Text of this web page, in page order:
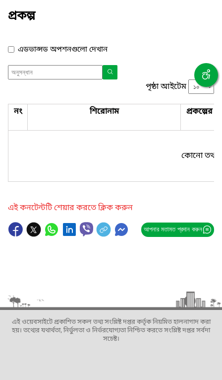
প্রকল্প
এডভান্সড অপশনগুলো দেখান
পৃষ্ঠা আইটেম
নং শিরোনাম প্রকল্পের
কোনো তথ্য
এই কনটেন্টটি শেয়ার করতে ক্লিক করুন
আপনার মতামত প্রদান করুন
এই ওয়েবসাইটে প্রকাশিত সকল তথ্য সংশ্লিষ্ট দপ্তর কর্তৃক নিয়মিত হালনাগাদ করা
হয়। তথ্যের যথার্থতা, নির্ভুলতা ও নির্ভরযোগ্যতা নিশ্চিত করতে সংশ্লিষ্ট দপ্তর সর্বদা
সচেষ্ট।